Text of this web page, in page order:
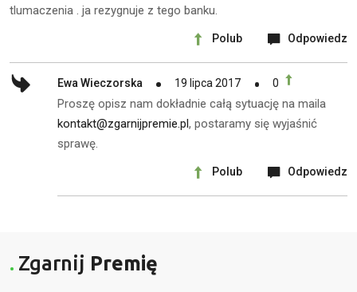
tlumaczenia . ja rezygnuje z tego banku.
Polub Odpowiedz
Ewa Wieczorska 19 lipca 2017 0
Proszę opisz nam dokładnie całą sytuację na maila
kontakt@zgarnijpremie.pl, postaramy się wyjaśnić
sprawę.
Polub Odpowiedz
Zgarnij Premię